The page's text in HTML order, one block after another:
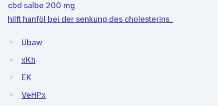
cbd salbe 200 mg
hilft hanföl bei der senkung des cholesterins_
Ubaw
xKh
EK
VeHPx